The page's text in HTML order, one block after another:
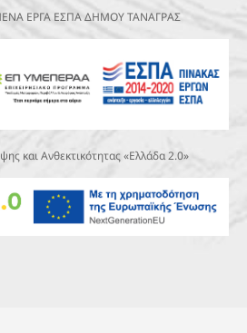
ΕΡΓΑ ΕΣΠΑ ΔΗΜΟΥ ΤΑΝΑΓΡΑΣ
και Ανθεκτικότητας «Ελλάδα 2.0»